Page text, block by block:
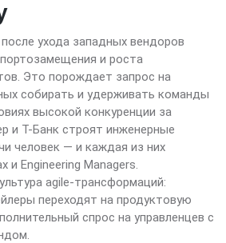
ухода западных вендоров
и роста
Это порождает запрос на
собирать и удерживать команды
высокой конкуренции за
и Т-Банк строят инженерные
человек — и каждая из них
и Engineering Managers.
agile-трансформаций:
переходят на продуктовую
спрос на управленцев с